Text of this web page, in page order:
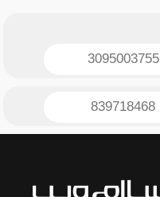
3095003755
839718468